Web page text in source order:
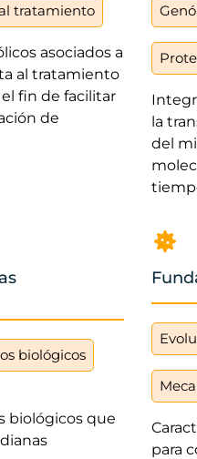
tratamiento
asociados a
al tratamiento
fin de facilitar
de
la
del
biológicos
biológicos que
para